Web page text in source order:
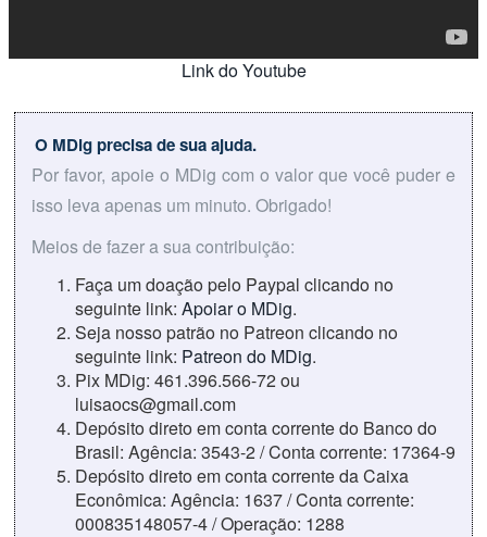
Link do Youtube
O MDig precisa de sua ajuda.
Por favor, apoie o MDig com o valor que você puder e
isso leva apenas um minuto. Obrigado!
Meios de fazer a sua contribuição:
Faça um doação pelo Paypal clicando no
seguinte link: Apoiar o MDig.
Seja nosso patrão no Patreon clicando no
seguinte link: Patreon do MDig.
Pix MDig: 461.396.566-72 ou
luisaocs@gmail.com
Depósito direto em conta corrente do Banco do
Brasil: Agência: 3543-2 / Conta corrente: 17364-9
Depósito direto em conta corrente da Caixa
Econômica: Agência: 1637 / Conta corrente:
000835148057-4 / Operação: 1288